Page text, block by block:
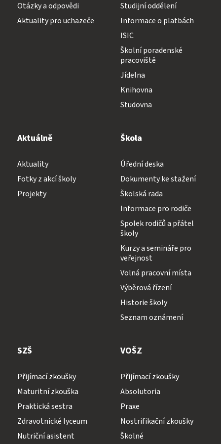
Otázky a odpovědi
Aktuality pro uchazeče
Studijní oddělení
Informace o platbách
ISIC
Školní poradenské
pracoviště
Jídelna
Knihovna
Studovna
Aktuálně
Aktuality
Fotky z akcí školy
Projekty
Škola
Úřední deska
Dokumenty ke stažení
Školská rada
Informace pro rodiče
Spolek rodičů a přátel
školy
Kurzy a semináře pro
veřejnost
Volná pracovní místa
Výběrová řízení
Historie školy
Seznam oznámení
SZŠ
Přijímací zkoušky
Maturitní zkouška
Praktická sestra
Zdravotnické lyceum
Nutriční asistent
VOŠZ
Přijímací zkoušky
Absolutoria
Praxe
Nostrifikační zkoušky
Školné